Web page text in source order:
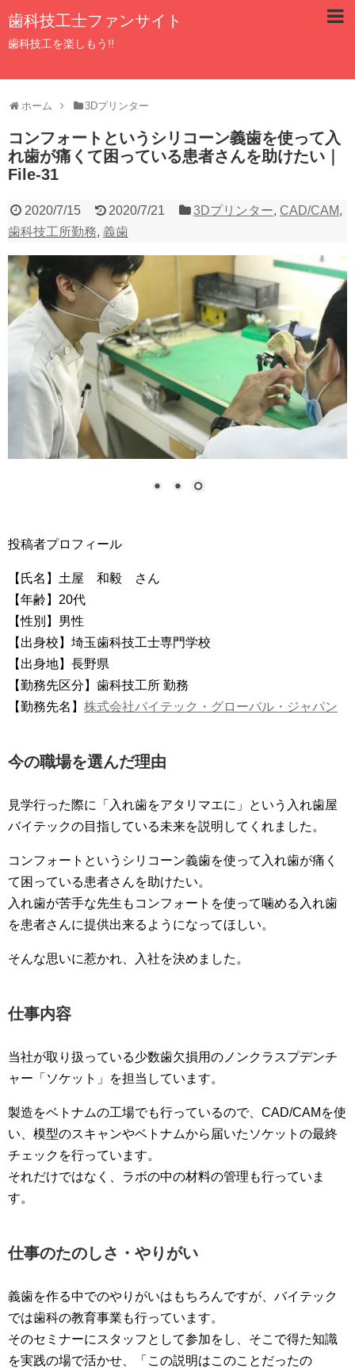
歯科技工士ファンサイト
歯科技工を楽しもう!!
ホーム 3Dプリンター
コンフォートというシリコーン義歯を使って入
れ歯が痛くて困っている患者さんを助けたい｜
File-31
2020/7/15 2020/7/21 3Dプリンター, CAD/CAM,
歯科技工所勤務, 義歯
投稿者プロフィール
【氏名】土屋 和毅 さん
【年齢】20代
【性別】男性
【出身校】埼玉歯科技工士専門学校
【出身地】長野県
【勤務先区分】歯科技工所 勤務
【勤務先名】 株式会社バイテック・グローバル・ジャパン
今の職場を選んだ理由
見学行った際に「入れ歯をアタリマエに」という入れ歯屋
バイテックの目指している未来を説明してくれました。
コンフォートというシリコーン義歯を使って入れ歯が痛く
て困っている患者さんを助けたい。
入れ歯が苦手な先生もコンフォートを使って噛める入れ歯
を患者さんに提供出来るようになってほしい。
そんな思いに惹かれ、入社を決めました。
仕事内容
当社が取り扱っている少数歯欠損用のノンクラスプデンチ
ャー「ソケット」を担当しています。
製造をベトナムの工場でも行っているので、CAD/CAMを使
い、模型のスキャンやベトナムから届いたソケットの最終
チェックを行っています。
それだけではなく、ラボの中の材料の管理も行っていま
す。
仕事のたのしさ・やりがい
義歯を作る中でのやりがいはもちろんですが、バイテック
では歯科の教育事業も行っています。
そのセミナーにスタッフとして参加をし、そこで得た知識
を実践の場で活かせ、「この説明はこのことだったの